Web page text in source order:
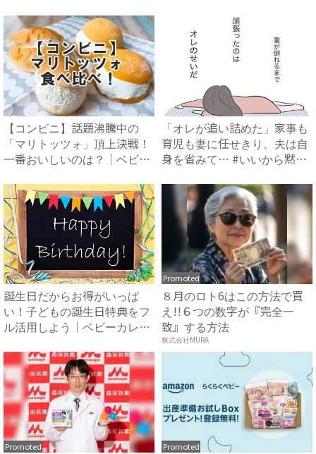
【コンビニ】話題沸騰中の
「マリトッツォ」頂上決戦！
一番おいしいのは？｜ベビー
「オレが追い詰めた」家事も
育児も妻に任せきり。夫は自
身を省みて… #いいから黙
誕生日だからお得がいっぱ
い！子どもの誕生日特典をフ
ル活用しよう｜ベビーカレン
Promoted
８月のロト6はこの方法で買
え!!６つの数字が『完全一
致』する方法
株式会社MURA
Promoted Promoted